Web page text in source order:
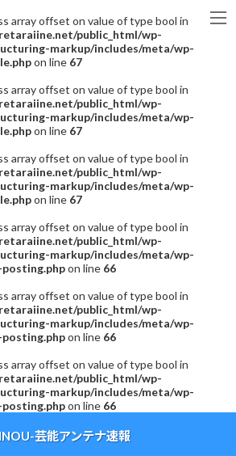
array offset on value of type bool in
public_html/wp-
markup/includes/meta/wp-
on line 67
array offset on value of type bool in
public_html/wp-
markup/includes/meta/wp-
on line 67
array offset on value of type bool in
public_html/wp-
markup/includes/meta/wp-
on line 67
array offset on value of type bool in
public_html/wp-
markup/includes/meta/wp-
on line 66
array offset on value of type bool in
public_html/wp-
markup/includes/meta/wp-
on line 66
array offset on value of type bool in
public_html/wp-
markup/includes/meta/wp-
on line 66
芸能アンテナ速報